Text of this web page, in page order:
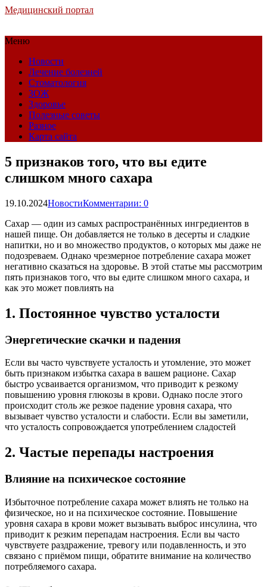
Медицинский портал
Меню
Новости
Лечение болезней
Стоматология
ЗОЖ
Здоровье
Полезные советы
Разное
Карта сайта
5 признаков того, что вы едите
слишком много сахара
19.10.2024НовостиКомментарии: 0
Сахар — один из самых распространённых ингредиентов в
нашей пище. Он добавляется не только в десерты и сладкие
напитки, но и во множество продуктов, о которых мы даже не
подозреваем. Однако чрезмерное потребление сахара может
негативно сказаться на здоровье. В этой статье мы рассмотрим
пять признаков того, что вы едите слишком много сахара, и
как это может повлиять на
1. Постоянное чувство усталости
Энергетические скачки и падения
Если вы часто чувствуете усталость и утомление, это может
быть признаком избытка сахара в вашем рационе. Сахар
быстро усваивается организмом, что приводит к резкому
повышению уровня глюкозы в крови. Однако после этого
происходит столь же резкое падение уровня сахара, что
вызывает чувство усталости и слабости. Если вы заметили,
что усталость сопровождается употреблением сладостей
2. Частые перепады настроения
Влияние на психическое состояние
Избыточное потребление сахара может влиять не только на
физическое, но и на психическое состояние. Повышение
уровня сахара в крови может вызывать выброс инсулина, что
приводит к резким перепадам настроения. Если вы часто
чувствуете раздражение, тревогу или подавленность, и это
связано с приёмом пищи, обратите внимание на количество
потребляемого сахара.